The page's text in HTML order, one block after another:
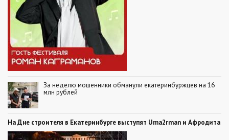
За неделю мошенники обманули екатеринбуржцев на 16
млн рублей
На Дне строителя в Екатеринбурге выступят Uma2rman и Афродита